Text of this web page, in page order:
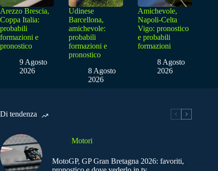
Arezzo Brescia,
Coppa Italia:
probabili
formazioni e
pronostico
9 Agosto
2026
Udinese
Barcellona,
amichevole:
probabili
formazioni e
pronostico
8 Agosto
2026
Amichevole,
Napoli-Celta
Vigo: pronostico
e probabili
formazioni
8 Agosto
2026
Di tendenza
Motori
MotoGP, GP Gran Bretagna 2026: favoriti,